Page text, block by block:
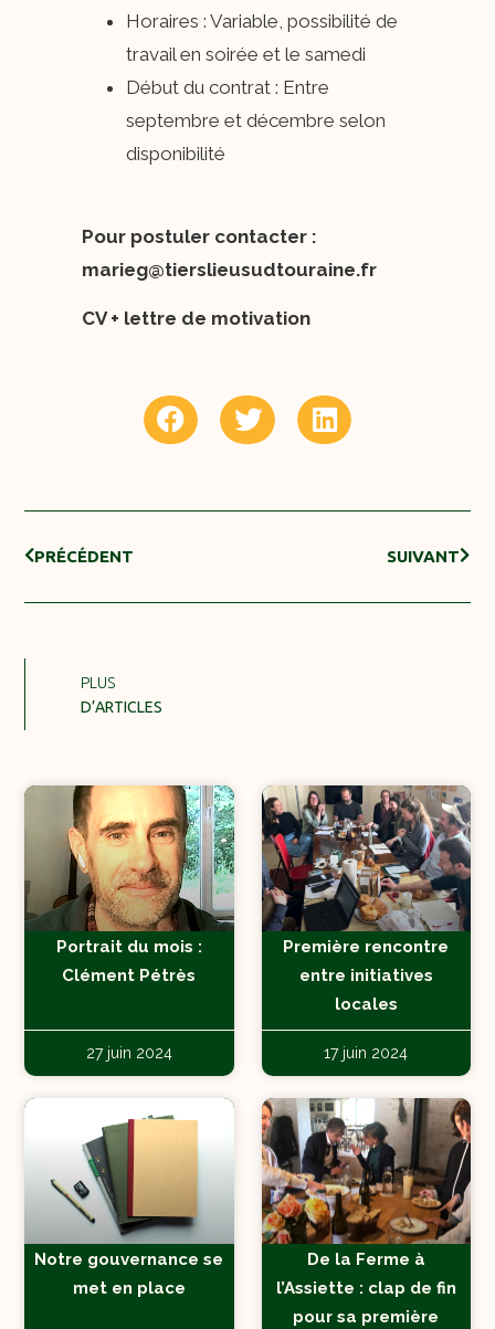
Horaires : Variable, possibilité de
travail en soirée et le samedi
Début du contrat : Entre
septembre et décembre selon
disponibilité
Pour postuler contacter :
marieg@tierslieusudtouraine.fr
CV + lettre de motivation
PRÉCÉDENT SUIVANT
PLUS
D’ARTICLES
Portrait du mois :
Clément Pétrès
27 juin 2024
Première rencontre
entre initiatives
locales
17 juin 2024
Notre gouvernance se
met en place
De la Ferme à
l’Assiette : clap de fin
pour sa première